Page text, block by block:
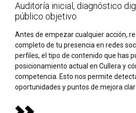
Auditoría inicial, diagnóstico
público objetivo
Antes de empezar cualquier acción,
completo de tu presencia en redes
perfiles, el tipo de contenido que has
posicionamiento actual en Cullera y
competencia. Esto nos permite
oportunidades y puntos de mejora